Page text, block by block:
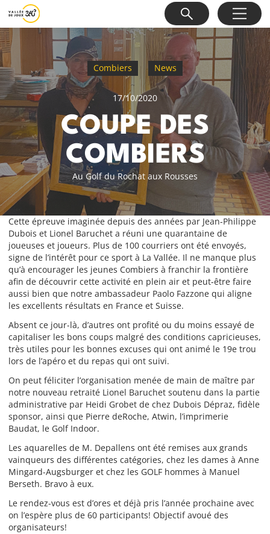
Combiers News
17/10/2020
COUPE DES
COMBIERS
Au Golf du Rochat aux Rousses
Cette épreuve imaginée depuis des années par Jean-Philippe
Dubois et Lionel Baruchet a réuni une quarantaine de
joueuses et joueurs. Plus de 100 courriers ont été envoyés,
signe de l’intérêt pour ce sport à La Vallée. Il ne manque plus
qu’à encourager les jeunes Combiers à franchir la frontière
afin de découvrir cette activité en plein air et peut-être faire
aussi bien que notre ambassadeur Paolo Fazzone qui aligne
les excellents résultats en France et Suisse.
Absent ce jour-là, d’autres ont profité ou du moins essayé de
capitaliser les bons coups malgré des conditions capricieuses,
très utiles pour les bonnes excuses qui ont animé le 19e trou
lors de l’apéro et du repas qui ont suivi.
On peut féliciter l’organisation menée de main de maître par
notre nouveau retraité Lionel Baruchet soutenu dans la partie
administrative par Heidi Grobet de chez Dubois Dépraz, fidèle
sponsor, ainsi que Pierre deRoche, Atwin, l’imprimerie
Baudat, le Golf Indoor.
Les aquarelles de M. Depallens ont été remises aux grands
vainqueurs des différentes catégories, chez les dames à Anne
Mingard-Augsburger et chez les GOLF hommes à Manuel
Berseth. Bravo à eux.
Le rendez-vous est d’ores et déjà pris l’année prochaine avec
on l’espère plus de 60 participants! Objectif avoué des
organisateurs!